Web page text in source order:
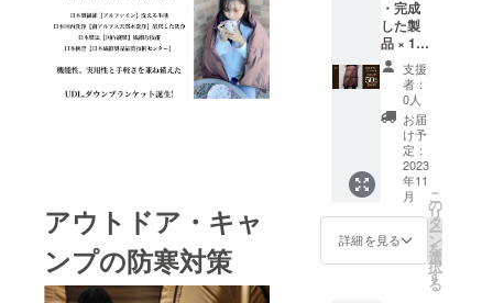
アウトドア・キャ
ンプの防寒対策
健康に特化
した究極の
寝具を企
画、開発を
・完成
した製
品 × 1枚
［一般
販売予
定価格
19,800
円の
50%OF
UDL.ダ
ウンブ
ラン
ケット
×1枚 充
填物：
UD.LEG
支援
者：
0人
お届
け予
定：
2023
年11
月
詳細を見る
こ
の
リ
タ
ー
ン
を
選
択
す
る